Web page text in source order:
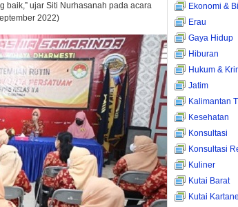
ujar Siti Nurhasanah pada acara
2022)
Ekonomi &
Erau
Gaya Hidup
Hiburan
Hukum &
Jatim
Kalimantan
Kesehatan
Konsultasi
Konsultasi
Kuliner
Kutai Barat
Kutai